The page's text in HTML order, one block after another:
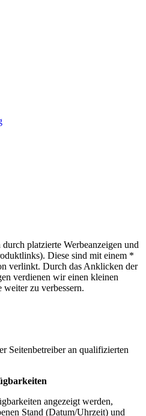
platzierte Werbeanzeigen und
Diese sind mit einem *
verlinkt. Durch das Anklicken der
verdienen wir einen kleinen
zu verbessern.
Seitenbetreiber an qualifizierten
angezeigt werden,
Stand (Datum/Uhrzeit) und